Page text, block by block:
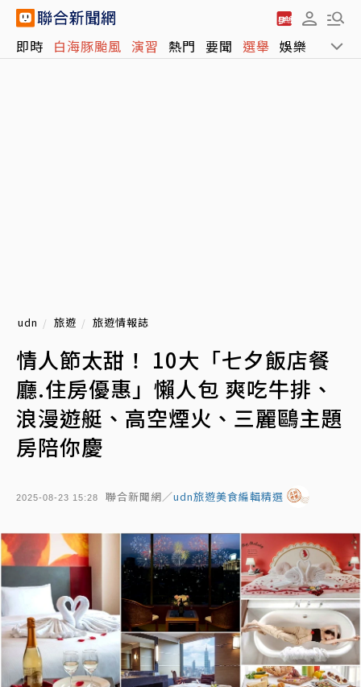
即時 白海豚颱風 演習 熱門 要聞 選舉 娛樂 運動
udn 旅遊 旅遊情報誌
情人節太甜！ 10大「七夕飯店餐
廳.住房優惠」懶人包 爽吃牛排、
浪漫遊艇、高空煙火、三麗鷗主題
房陪你慶
2025-08-23 15:28 聯合新聞網／udn旅遊美食編輯精選